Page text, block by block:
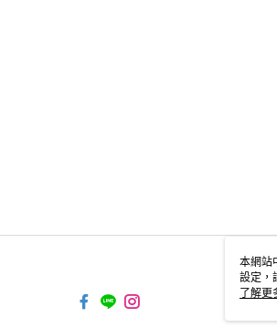
本網站
設定，
使用
了解更